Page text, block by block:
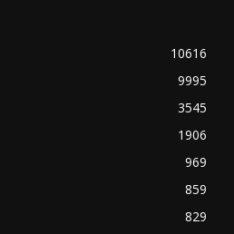
10616
9995
3545
1906
969
859
829